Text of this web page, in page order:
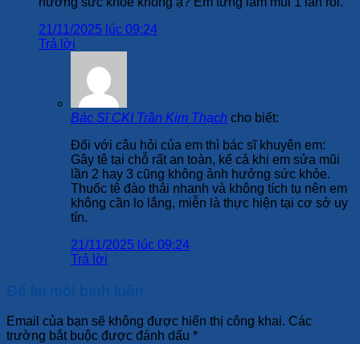
21/11/2025 lúc 09:24
Trả lời
Bác Sĩ CKI Trần Kim Thạch cho biết:
Đối với câu hỏi của em thì bác sĩ khuyên em:
Gây tê tại chỗ rất an toàn, kể cả khi em sửa mũi
lần 2 hay 3 cũng không ảnh hưởng sức khỏe.
Thuốc tê đào thải nhanh và không tích tụ nên em
không cần lo lắng, miễn là thực hiện tại cơ sở uy
tín.
21/11/2025 lúc 09:24
Trả lời
Để lại một bình luận
Email của bạn sẽ không được hiển thị công khai. Các
trường bắt buộc được đánh dấu *